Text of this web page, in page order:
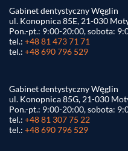
Gabinet dentystyczny Węglin
ul. Konopnica 85E, 21-030
Pon.-pt.: 9:00-20:00, sobota:
tel.: +48 81 473 71 71
tel.: +48 690 796 529
Gabinet dentystyczny Węglin
ul. Konopnica 85G, 21-030
Pon.-pt.: 9:00-20:00, sobota:
tel.: +48 81 307 75 22
tel.: +48 690 796 529